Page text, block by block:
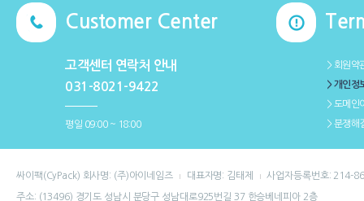
Customer Center
고객센터 연락처 안내
031-8021-9422
평일 09:00 ~ 18:00
＞회원약
＞개인정
＞도메인
＞분쟁해
싸이팩(CyPack) 회사명: (주)아이네임즈 대표자명: 김태제 사업자등록번호: 214-
주소: (13496) 경기도 성남시 분당구 성남대로925번길 37 한승베네피아 2층